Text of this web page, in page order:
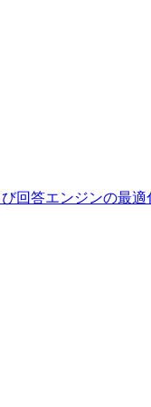
回答エンジンの最適